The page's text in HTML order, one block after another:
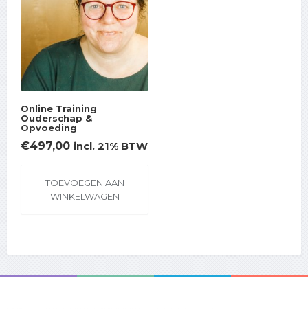
Online Training
Ouderschap &
Opvoeding
€497,00 incl. 21% BTW
TOEVOEGEN AAN
WINKELWAGEN